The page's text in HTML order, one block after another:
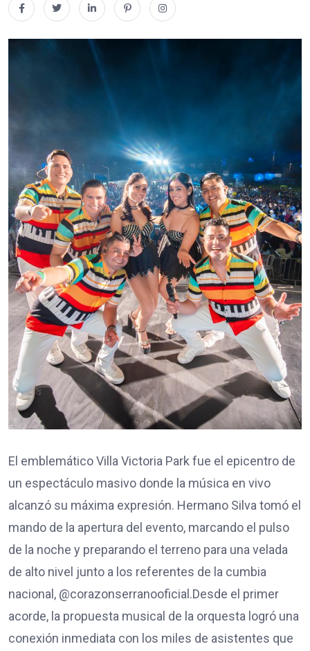
​El emblemático Villa Victoria Park fue el epicentro de
un espectáculo masivo donde la música en vivo
alcanzó su máxima expresión. Hermano Silva tomó el
mando de la apertura del evento, marcando el pulso
de la noche y preparando el terreno para una velada
de alto nivel junto a los referentes de la cumbia
nacional, @corazonserranooficial.​Desde el primer
acorde, la propuesta musical de la orquesta logró una
conexión inmediata con los miles de asistentes que